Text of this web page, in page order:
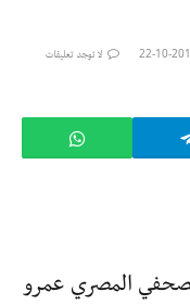
2017- لا توجد تعليقات
المصري عمرو